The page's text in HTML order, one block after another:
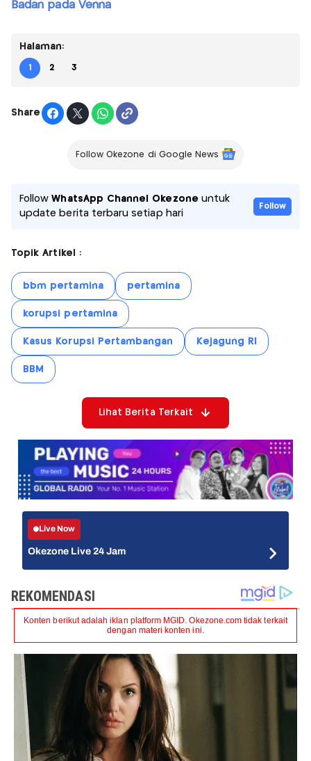
Badan pada Venna
Halaman:
1 2 3
Share
Follow Okezone di Google News
FollowWhatsApp Channel Okezone untuk
update berita terbaru setiap hari
Follow
Topik Artikel :
bbm pertamina pertamina
korupsi pertamina
Kasus Korupsi Pertambangan Kejagung RI
BBM
Lihat Berita Terkait
Live Now
Okezone Live 24 Jam